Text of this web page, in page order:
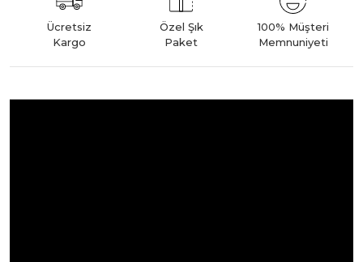
Ücretsiz
Kargo
Özel Şık
Paket
100% Müşteri
Memnuniyeti